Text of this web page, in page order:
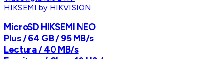
HIKSEMI by HIKVISION
MicroSD HIKSEMI NEO
Plus / 64 GB / 95 MB/s
Lectura / 40 MB/s